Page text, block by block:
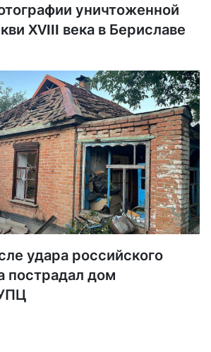
уничтоженной
XVIII века в Бериславе
удара российского
пострадал дом